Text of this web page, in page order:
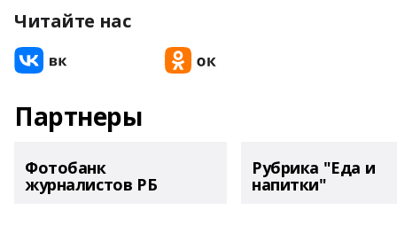
Читайте нас
Партнеры
Фотобанк
журналистов РБ
Рубрика "Еда и
напитки"